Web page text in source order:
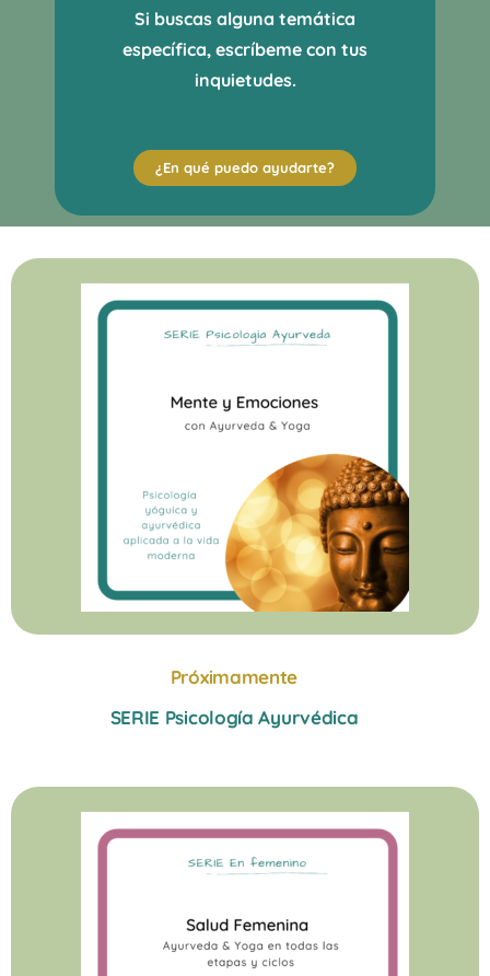
Si buscas alguna temática
específica, escríbeme con tus
inquietudes.
¿En qué puedo ayudarte?
Próximamente
SERIE Psicología Ayurvédica